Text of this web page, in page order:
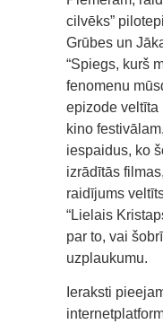
cilvēks”
Grūbes un
“Spiegs, kurš
fenomenu
epizode veltīta
kino
iespaidus, ko
izrādītās
raidījums
“Lielais
par to, vai
uzplaukumu.
Ieraksti